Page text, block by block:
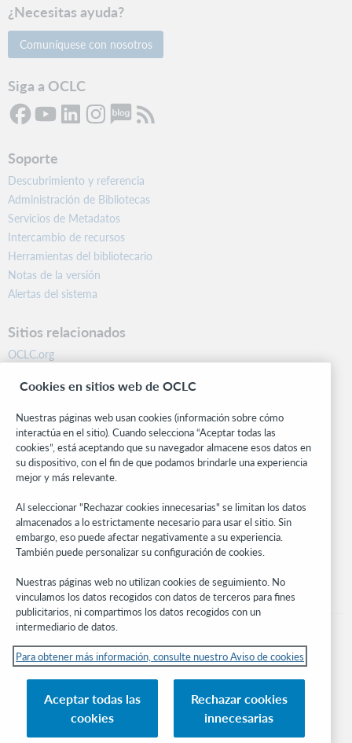
¿Necesitas ayuda?
Comuníquese con nosotros
Siga a OCLC
Soporte
Descubrimiento y referencia
Administración de Bibliotecas
Servicios de Metadatos
Intercambio de recursos
Herramientas del bibliotecario
Notas de la versión
Alertas del sistema
Sitios relacionados
OCLC.org
Centro comunitario
Investigación
WebJunction
Red de desarrolladores
Manténgase al día
Obtenga las últimas novedades de los productos, estudios de
investigación, eventos y mucho más – directo a su bandeja de
entrada.
Suscríbase ahora
© 2026 OCLC
Marcas comerciales y/o marcas de servicios nacionales e internacionales de
OCLC, Inc. y de sus miembros.
Aviso de cookies Administrar mis cookies Política de privacidad
Cookies en sitios web de OCLC
Nuestras páginas web usan cookies (información sobre cómo
interactúa en el sitio). Cuando selecciona “Aceptar todas las
cookies”, está aceptando que su navegador almacene esos datos en
su dispositivo, con el fin de que podamos brindarle una experiencia
mejor y más relevante.
Al seleccionar "Rechazar cookies innecesarias" se limitan los datos
almacenados a lo estrictamente necesario para usar el sitio. Sin
embargo, eso puede afectar negativamente a su experiencia.
También puede personalizar su configuración de cookies.
Nuestras páginas web no utilizan cookies de seguimiento. No
vinculamos los datos recogidos con datos de terceros para fines
publicitarios, ni compartimos los datos recogidos con un
intermediario de datos.
Para obtener más información, consulte nuestro Aviso de cookies
Aceptar todas las
cookies
Rechazar cookies
innecesarias